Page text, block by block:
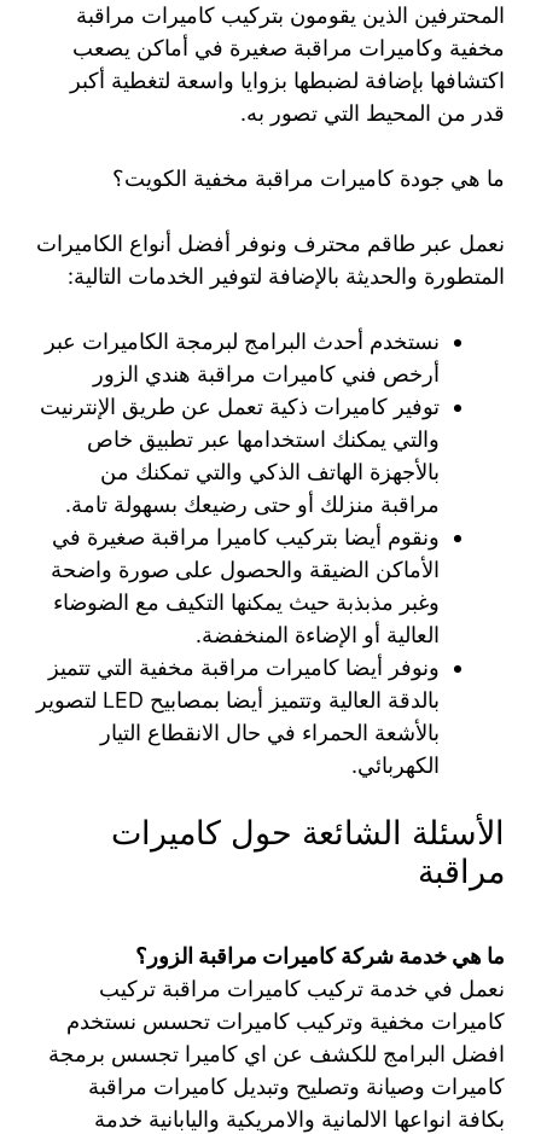
المحترفين الذين يقومون بتركيب كاميرات مراقبة
مخفية وكاميرات مراقبة صغيرة في أماكن يصعب
اكتشافها بإضافة لضبطها بزوايا واسعة لتغطية أكبر
قدر من المحيط التي تصور به.
ما هي جودة كاميرات مراقبة مخفية الكويت؟
نعمل عبر طاقم محترف ونوفر أفضل أنواع الكاميرات
المتطورة والحديثة بالإضافة لتوفير الخدمات التالية:
نستخدم أحدث البرامج لبرمجة الكاميرات عبر
أرخص فني كاميرات مراقبة هندي الزور
توفير كاميرات ذكية تعمل عن طريق الإنترنيت
والتي يمكنك استخدامها عبر تطبيق خاص
بالأجهزة الهاتف الذكي والتي تمكنك من
مراقبة منزلك أو حتى رضيعك بسهولة تامة.
ونقوم أيضا بتركيب كاميرا مراقبة صغيرة في
الأماكن الضيقة والحصول على صورة واضحة
وغبر مذبذبة حيث يمكنها التكيف مع الضوضاء
العالية أو الإضاءة المنخفضة.
ونوفر أيضا كاميرات مراقبة مخفية التي تتميز
بالدقة العالية وتتميز أيضا بمصابيح LED لتصوير
بالأشعة الحمراء في حال الانقطاع التيار
الكهربائي.
الأسئلة الشائعة حول كاميرات
مراقبة
ما هي خدمة شركة كاميرات مراقبة الزور؟
نعمل في خدمة تركيب كاميرات مراقبة تركيب
كاميرات مخفية وتركيب كاميرات تحسس نستخدم
افضل البرامج للكشف عن اي كاميرا تجسس برمجة
كاميرات وصيانة وتصليح وتبديل كاميرات مراقبة
بكافة انواعها الالمانية والامريكية واليابانية خدمة